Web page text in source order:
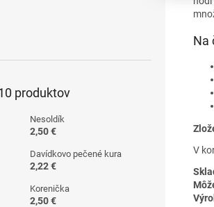
produktov
Nesoldík
2,50 €
Davídkovo pečené kura
2,22 €
Korenička
2,50 €
Na
V